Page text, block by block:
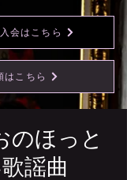
はこちら
会はこちら
のほっと
謡曲